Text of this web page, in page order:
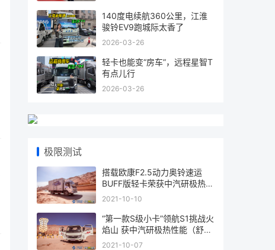
140度电续航360公里，江淮
骏铃EV9跑城际太香了
2026-03-26
轻卡也能变“房车”，远程星智T
有点儿行
2026-03-26
极限测试
搭载欧康F2.5动力奥铃速运
BUFF版轻卡荣获中汽研极热动
力认证
2021-10-10
“第一款S级小卡”领航S1挑战火
焰山 获中汽研极热性能（舒
适）认证
2021-10-07